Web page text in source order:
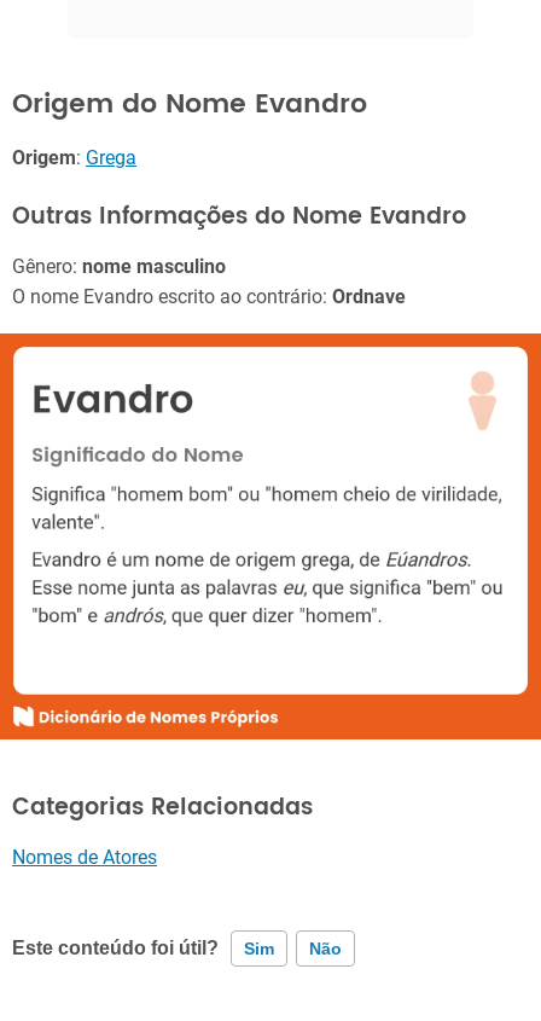
Origem do Nome Evandro
Origem: Grega
Outras Informações do Nome Evandro
Gênero: nome masculino
O nome Evandro escrito ao contrário: Ordnave
Categorias Relacionadas
Nomes de Atores
Este conteúdo foi útil? Sim Não